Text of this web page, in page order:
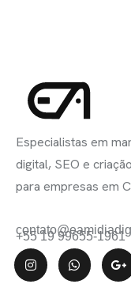
Especialistas em
digital, SEO e
para empresas em
+55 19 99655-1961